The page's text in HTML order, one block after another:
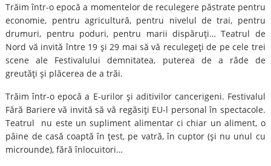
Trăim într-o epocă a momentelor de reculegere păstrate pentru
economie, pentru agricultură, pentru nivelul de trai, pentru
drumuri, pentru poduri, pentru marii dispăruţi… Teatrul de
Nord vă invită între 19 şi 29 mai să vă reculegeţi de pe cele trei
scene ale Festivalului demnitatea, puterea de a râde de
greutăţi şi plăcerea de a trăi.
Trăim într-o epocă a E-urilor şi aditivilor cancerigeni. Festivalul
Fără Bariere vă invită să vă regăsiţi EU-l personal în spectacole.
Teatrul nu este un supliment alimentar ci chiar un aliment, o
pâine de casă coaptă în ţest, pe vatră, în cuptor (şi nu unul cu
microunde), fără înlocuitori…